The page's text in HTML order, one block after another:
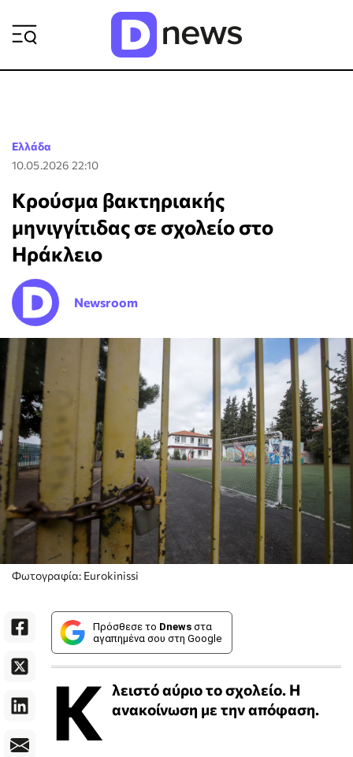
Ελλάδα
10.05.2026 22:10
Κρούσμα βακτηριακής
μηνιγγίτιδας σε σχολείο στο
Ηράκλειο
Newsroom
Φωτογραφία: Eurokinissi
Πρόσθεσε το Dnews στα
αγαπημένα σου στη Google
Κ λειστό αύριο το σχολείο. Η
ανακοίνωση με την απόφαση.